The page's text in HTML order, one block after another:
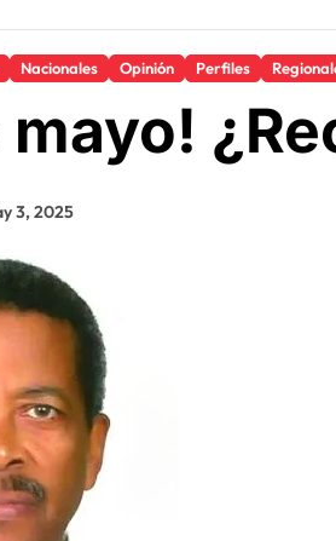
Nacionales Opinión Perfiles
mayo!
3, 2025